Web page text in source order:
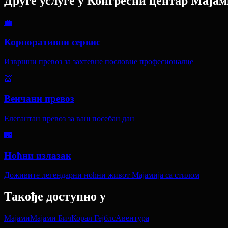
💼
Корпоративни сервис
Извршни превоз за захтевне пословне професионалце
💒
Венчани превоз
Елегантан превоз за ваш посебан дан
🌃
Ноћни излазак
Доживите легендарни ноћни живот Мајамија са стилом
Такође доступно у
МајамиМајами БичКорал ГејблсАвентура